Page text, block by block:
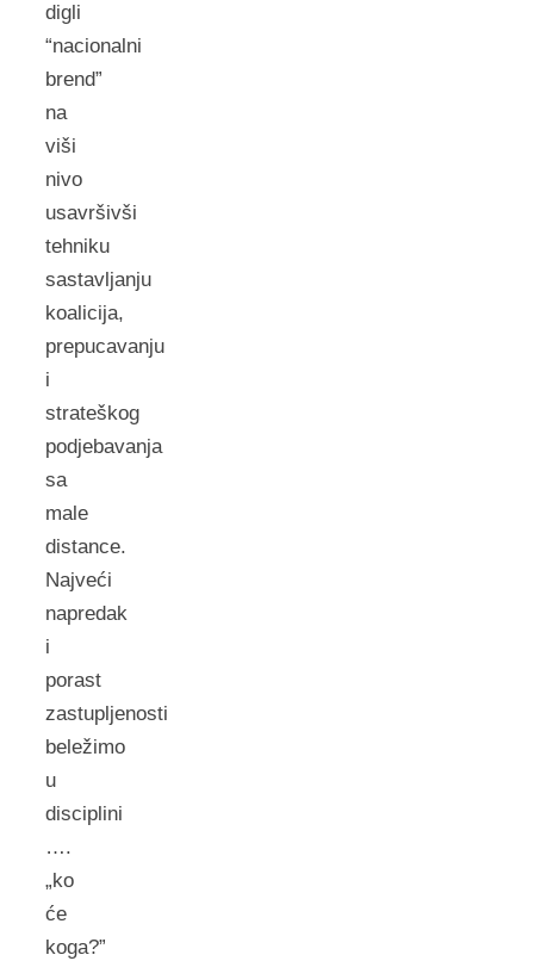
digli
“nacionalni
brend”
na
viši
nivo
usavršivši
tehniku
sastavljanju
koalicija,
prepucavanju
i
strateškog
podjebavanja
sa
male
distance.
Najveći
napredak
i
porast
zastupljenosti
beležimo
u
disciplini
….
„ko
će
koga?”